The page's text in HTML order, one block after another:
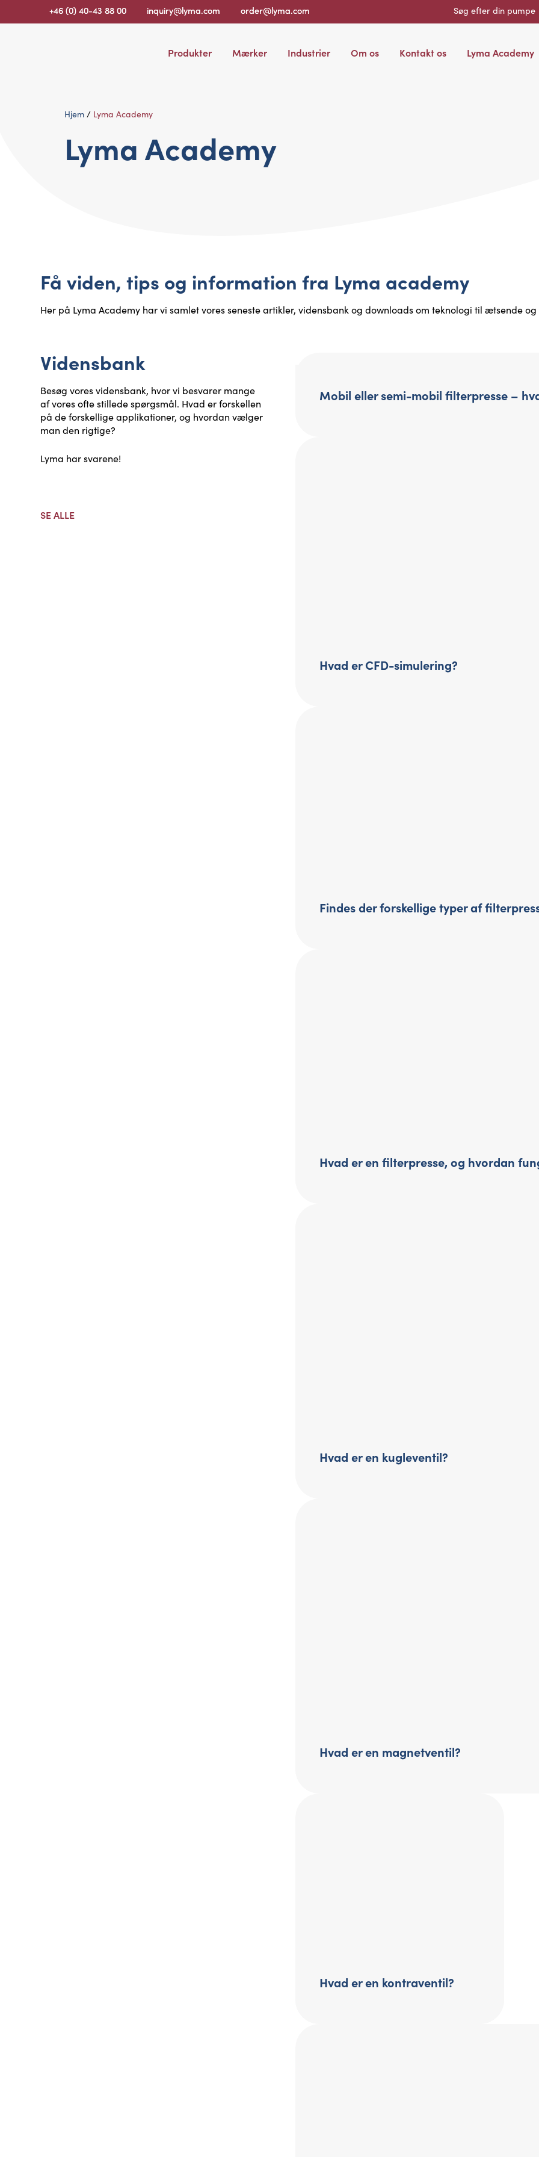
+46 (0) 40-43 88 00 inquiry@lyma.com order@lyma.com Søg efter din pumpe
Produkter Mærker Industrier Om os Kontakt os Lyma Academy
Hjem / Lyma Academy
Lyma Academy
Få viden, tips og information fra Lyma academy
Her på Lyma Academy har vi samlet vores seneste artikler, vidensbank og downloads om teknologi til ætsende
Vidensbank
Besøg vores vidensbank, hvor vi besvarer mange
af vores ofte stillede spørgsmål. Hvad er forskellen
på de forskellige applikationer, og hvordan vælger
man den rigtige?
Lyma har svarene!
SE ALLE
Mobil eller semi-mobil filterpresse –
Hvad er CFD-simulering?
Findes der forskellige typer af
Hvad er en filterpresse, og hvordan
Hvad er en kugleventil?
Hvad er en magnetventil?
Hvad er en kontraventil?